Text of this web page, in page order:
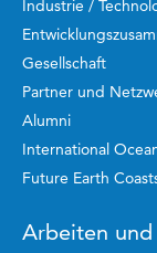
Industrie /
Gesellschaft
Partner und
Alumni
International
Future Earth
Arbeiten und